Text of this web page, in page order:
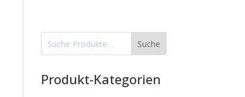
Suche
Produkt-Kategorien